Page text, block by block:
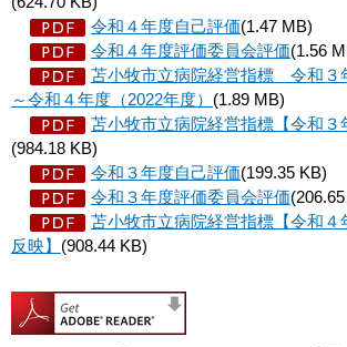
令和４年度自己評価(1.47 MB)
令和４年度評価委員会評価(1.56
苫小牧市立病院経営指標 令和３
～令和４年度（2022年度） (1.89 MB)
苫小牧市立病院経営指標【令和３
(984.18 KB)
令和３年度自己評価(199.35 KB)
令和３年度評価委員会評価
苫小牧市立病院経営指標【令和４
反映】 (908.44 KB)